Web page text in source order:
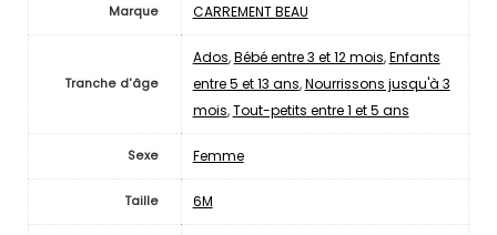
Marque CARREMENT BEAU
Tranche d'âge
Ados,Bébé entre 3 et 12 mois,Enfants
entre 5 et 13 ans,Nourrissons jusqu'à 3
mois,Tout-petits entre 1 et 5 ans
Sexe Femme
Taille 6M